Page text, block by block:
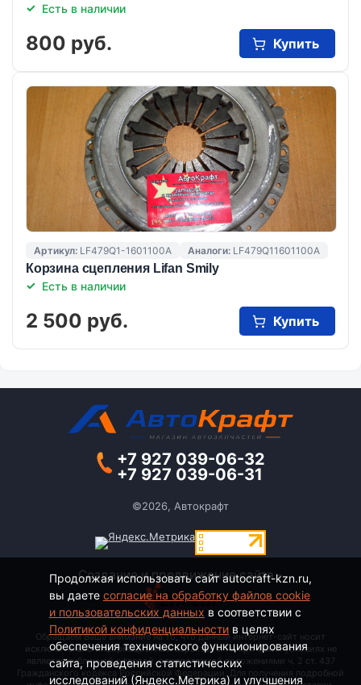
Есть в наличии
800 руб. Купить
Артикул: LF479Q1-1601100A Аналоги: LF479Q11601100A
Корзина сцепления Lifan Smily
Есть в наличии
2 500 руб. Купить
+7 927 039-06-32
+7 927 039-06-31
©2026, Автокрафт
Создание и продвижение сайта -
Обращаем Ваше внимание на то, что данный интернет-сайт носит
исключительно информационный характер и ни при каких условиях не
является публичной офертой, определяемой положениями ч. 2 ст. 437
Гражданского кодекса Российской Федерации. Для получения подробной
Продолжая использовать сайт autocraft-kzn.ru,
вы даете согласие на обработку файлов cookie
и пользовательских данных в соответствии с
Политикой конфиденциальностив целях
обеспечения технического функционирования
сайта, проведения статистических
исследований (Яндекс.Метрика) и улучшения